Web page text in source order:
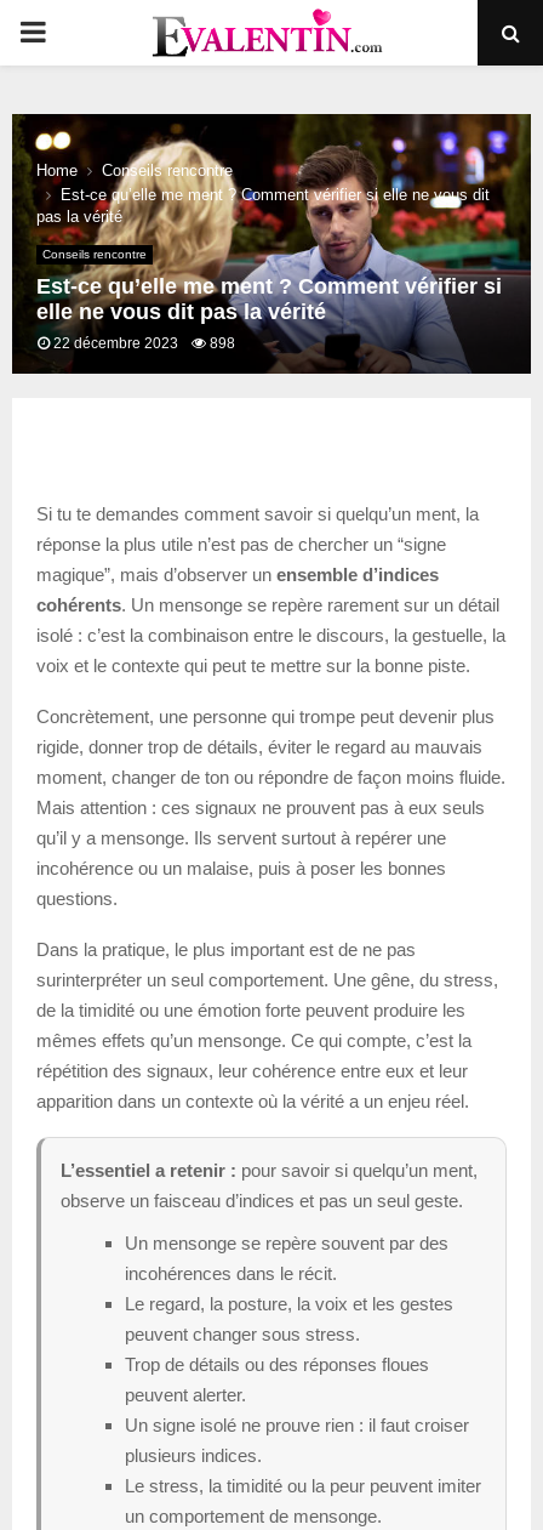
PRIMARY
Home
Conseils rencontre
Est-ce qu’elle me ment ? Comment vérifier si elle ne vous dit
pas la vérité
Conseils rencontre
Est-ce qu’elle me ment ? Comment vérifier si
elle ne vous dit pas la vérité
22 décembre 2023 898
Si tu te demandes comment savoir si quelqu’un ment, la
réponse la plus utile n’est pas de chercher un “signe
magique”, mais d’observer un ensemble d’indices
cohérents. Un mensonge se repère rarement sur un détail
isolé : c’est la combinaison entre le discours, la gestuelle, la
voix et le contexte qui peut te mettre sur la bonne piste.
Concrètement, une personne qui trompe peut devenir plus
rigide, donner trop de détails, éviter le regard au mauvais
moment, changer de ton ou répondre de façon moins fluide.
Mais attention : ces signaux ne prouvent pas à eux seuls
qu’il y a mensonge. Ils servent surtout à repérer une
incohérence ou un malaise, puis à poser les bonnes
questions.
Dans la pratique, le plus important est de ne pas
surinterpréter un seul comportement. Une gêne, du stress,
de la timidité ou une émotion forte peuvent produire les
mêmes effets qu’un mensonge. Ce qui compte, c’est la
répétition des signaux, leur cohérence entre eux et leur
apparition dans un contexte où la vérité a un enjeu réel.
L’essentiel a retenir : pour savoir si quelqu’un ment,
observe un faisceau d’indices et pas un seul geste.
Un mensonge se repère souvent par des
incohérences dans le récit.
Le regard, la posture, la voix et les gestes
peuvent changer sous stress.
Trop de détails ou des réponses floues
peuvent alerter.
Un signe isolé ne prouve rien : il faut croiser
plusieurs indices.
Le stress, la timidité ou la peur peuvent imiter
un comportement de mensonge.